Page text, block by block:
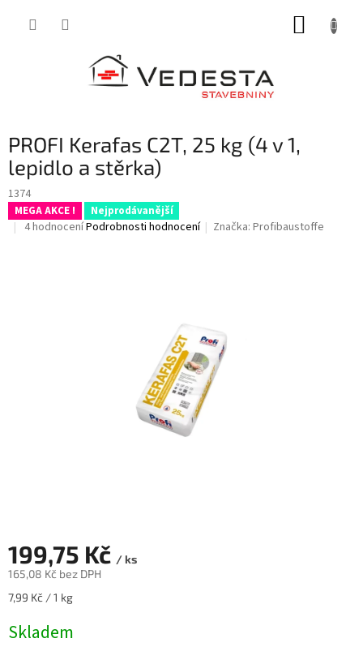
PROFI Kerafas C2T, 25 kg (4 v 1,
lepidlo a stěrka)
1374
MEGA AKCE ! Nejprodávanější
Průměrné
4 hodnoceníPodrobnosti hodnocení Značka:Profibaustoffe
199,75 Kč / ks
165,08 Kč bez DPH
Měrná
7,99 Kč / 1 kg
Skladem